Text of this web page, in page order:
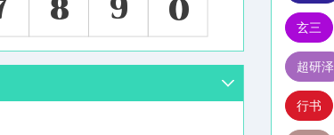
玄三
超研泽
行书